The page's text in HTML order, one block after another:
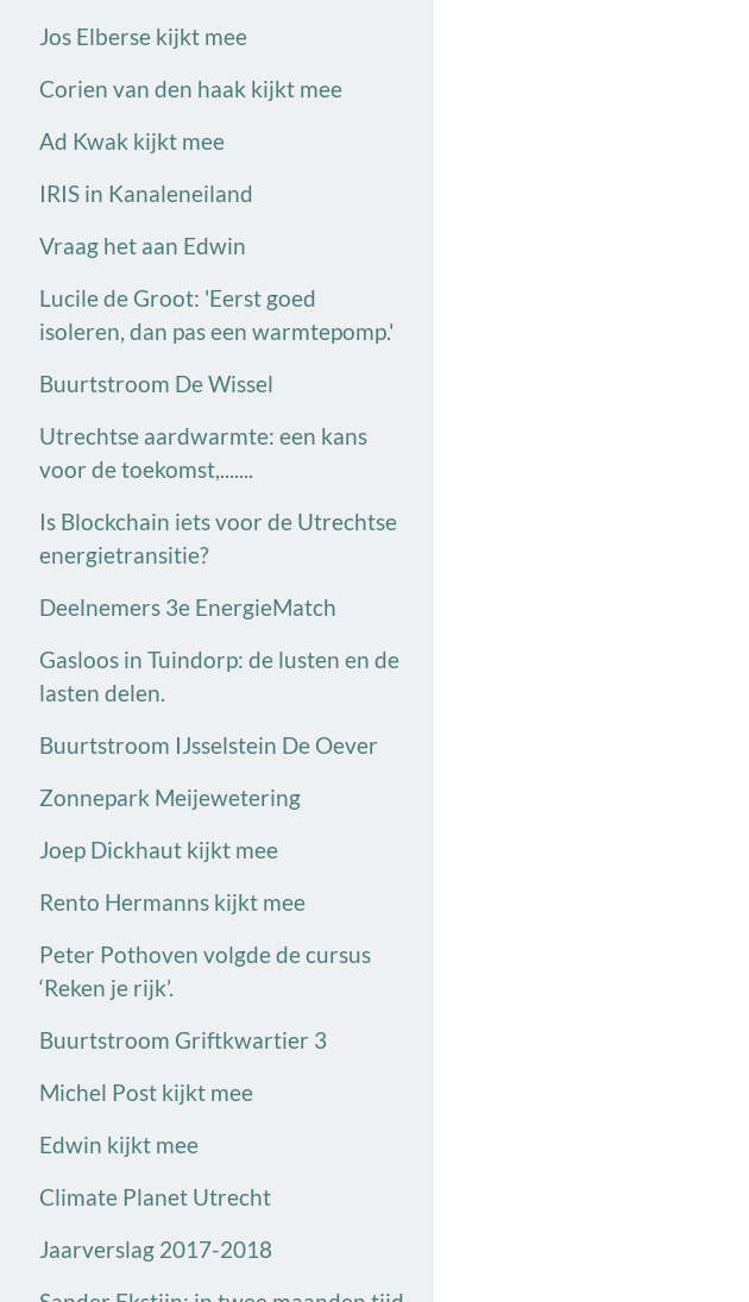
Jos Elberse kijkt mee
Corien van den haak kijkt mee
Ad Kwak kijkt mee
IRIS in Kanaleneiland
Vraag het aan Edwin
Lucile de Groot: 'Eerst goed
isoleren, dan pas een warmtepomp.'
Buurtstroom De Wissel
Utrechtse aardwarmte: een kans
voor de toekomst,.......
Is Blockchain iets voor de Utrechtse
energietransitie?
Deelnemers 3e EnergieMatch
Gasloos in Tuindorp: de lusten en de
lasten delen.
Buurtstroom IJsselstein De Oever
Zonnepark Meijewetering
Joep Dickhaut kijkt mee
Rento Hermanns kijkt mee
Peter Pothoven volgde de cursus
‘Reken je rijk’.
Buurtstroom Griftkwartier 3
Michel Post kijkt mee
Edwin kijkt mee
Climate Planet Utrecht
Jaarverslag 2017-2018